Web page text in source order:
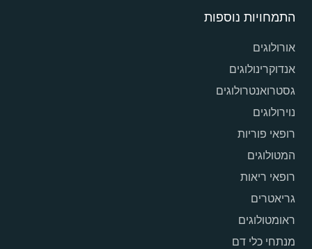
התמחויות נוספות
אורולוגים
אנדוקרינולוגים
גסטרואנטרולוגים
נוירולוגים
רופאי פוריות
המטולוגים
רופאי ריאות
גריאטרים
ראומטולוגים
מנתחי כלי דם